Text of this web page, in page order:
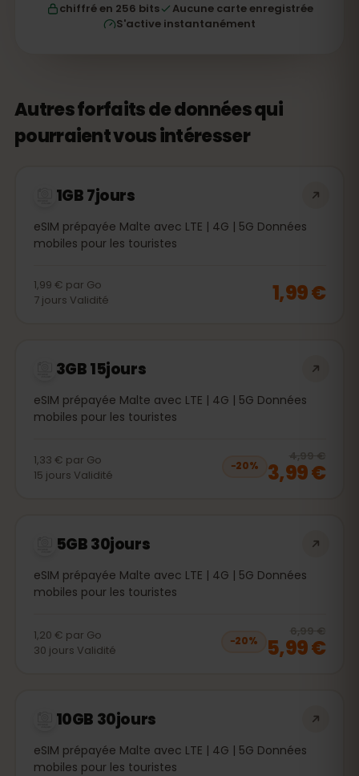
chiffré en 256 bits
Aucune carte enregistrée
S'active instantanément
Autres forfaits de données qui
pourraient vous intéresser
1GB 7jours
eSIM prépayée Malte avec LTE | 4G | 5G Données
mobiles pour les touristes
1,99 € par Go
7 jours Validité 1,99 €
3GB 15jours
eSIM prépayée Malte avec LTE | 4G | 5G Données
mobiles pour les touristes
1,33 € par Go
15 jours Validité
−20%
4,99 €
3,99 €
5GB 30jours
eSIM prépayée Malte avec LTE | 4G | 5G Données
mobiles pour les touristes
1,20 € par Go
30 jours Validité
−20%
6,99 €
5,99 €
10GB 30jours
eSIM prépayée Malte avec LTE | 4G | 5G Données
mobiles pour les touristes